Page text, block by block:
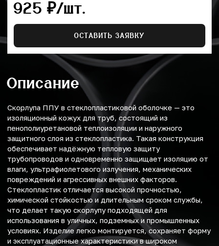
925 ₽/шт.
ОСТАВИТЬ ЗАЯВКУ
Описание
Скорлупа ППУ в стеклопластиковой оболочке — это
изоляционный кожух для труб, состоящий из
пенополиуретановой теплоизоляции и наружного
защитного слоя из стеклопластика. Такая конструкция
обеспечивает надёжную тепловую защиту
трубопроводов и одновременно защищает изоляцию от
влаги, ультрафиолетового излучения, механических
повреждений и агрессивных внешних факторов.
Стеклопластик отличается высокой прочностью,
химической стойкостью и длительным сроком службы,
что делает такую скорлупу подходящей для
использования в уличных, подземных и промышленных
условиях. Изделие легко монтируется, сохраняет форму
и эксплуатационные характеристики в широком